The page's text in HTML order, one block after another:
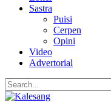
Sastra
Puisi
Cerpen
Opini
Video
Advertorial